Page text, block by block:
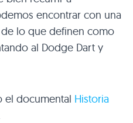
encontrar con una
de lo que definen como
al Dodge Dart y
el documental Historia